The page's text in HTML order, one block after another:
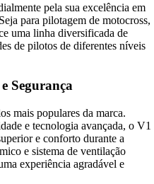
pela sua excelência em
para pilotagem de motocross,
uma linha diversificada de
de pilotos de diferentes níveis
Segurança
mais populares da marca.
e tecnologia avançada, o V1
e conforto durante a
e sistema de ventilação
experiência agradável e